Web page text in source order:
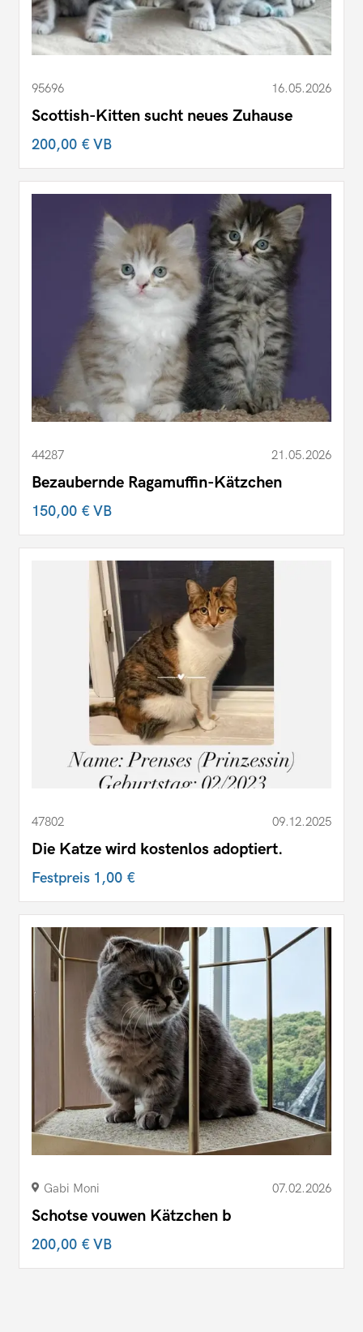
95696 16.05.2026
Scottish-Kitten sucht neues Zuhause
200,00 €VB
44287 21.05.2026
Bezaubernde Ragamuffin-Kätzchen
150,00 €VB
47802 09.12.2025
Die Katze wird kostenlos adoptiert.
Festpreis 1,00 €
Gabi Moni 07.02.2026
Schotse vouwen Kätzchen b
200,00 €VB